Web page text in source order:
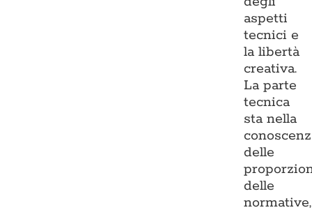
aspetti
tecnici e
la libertà
creativa.
La parte
tecnica
sta nella
delle
delle
normative,